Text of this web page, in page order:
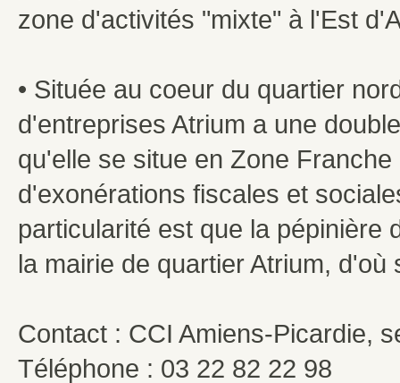
zone d'activités "mixte" à l'Est
• Située au coeur du quartier
d'entreprises Atrium a une
qu'elle se situe en Zone
d'exonérations fiscales et
particularité est que la pépinière
la mairie de quartier Atrium, d'où
Contact : CCI Amiens-Picardie,
Téléphone : 03 22 82 22 98